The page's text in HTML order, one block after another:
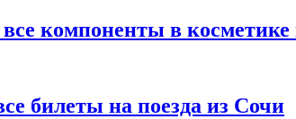
компоненты в
билеты на поезда из Сочи